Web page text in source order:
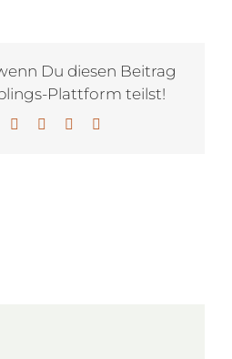
Du diesen Beitrag
Plattform teilst!
LinkedInWhatsApp
Pinterest